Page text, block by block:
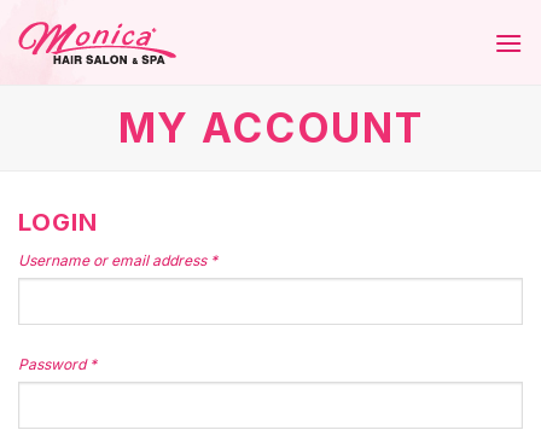
MY ACCOUNT
LOGIN
Username or email address *
Password *